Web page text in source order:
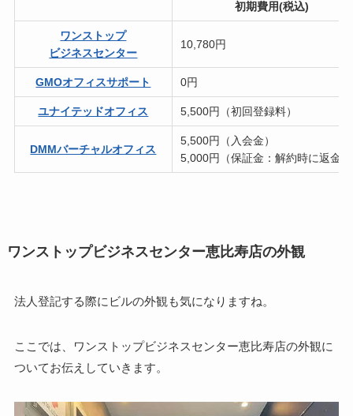
初期費用(税込)
ワンストップ
ビジネスセンター
10,780円
GMOオフィスサポート 0円
ユナイテッドオフィス 5,500円（初回登録料）
DMMバーチャルオフィス
5,500円（入会金）
5,000円（保証金：解約時に返金）
ワンストップビジネスセンター恵比寿店の外観
法人登記する際にビルの外観も気になりますね。
ここでは、ワンストップビジネスセンター恵比寿店の外観に
ついてお伝えしていきます。